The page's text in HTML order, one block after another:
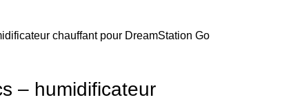
chauffant pour DreamStation Go
– humidificateur